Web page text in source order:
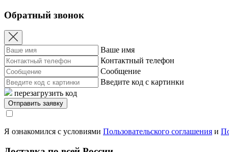
Обратный звонок
Ваше имя
Контактный телефон
Сообщение
Введите код с картинки
перезагрузить код
Я ознакомился с условиями Пользовательского соглашения и